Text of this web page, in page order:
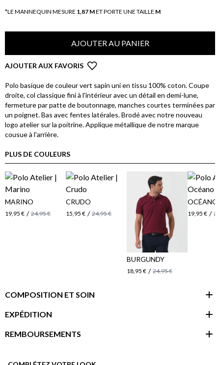
*LE MANNEQUIN MESURE 1,87 MET PORTE UNE TAILLE M
AJOUTER AU PANIER
AJOUTER AUX FAVORIS
Polo basique de couleur vert sapin uni en tissu 100% coton. Coupe
droite, col classique fini à l'intérieur avec un détail en demi-lune,
fermeture par patte de boutonnage, manches courtes terminées par
un poignet. Bas avec fentes latérales. Brodé avec notre nouveau
logo atelier sur la poitrine. Applique métallique de notre marque
cousue à l'arrière.
PLUS DE COULEURS
MARINO
19,95 € / 24,95 €
CRUDO
15,95 € / 24,95 €
BURGUNDY
18,95 € / 24,95 €
OCÉANO
19,95 € /
COMPOSITION ET SOIN
EXPÉDITION
REMBOURSEMENTS